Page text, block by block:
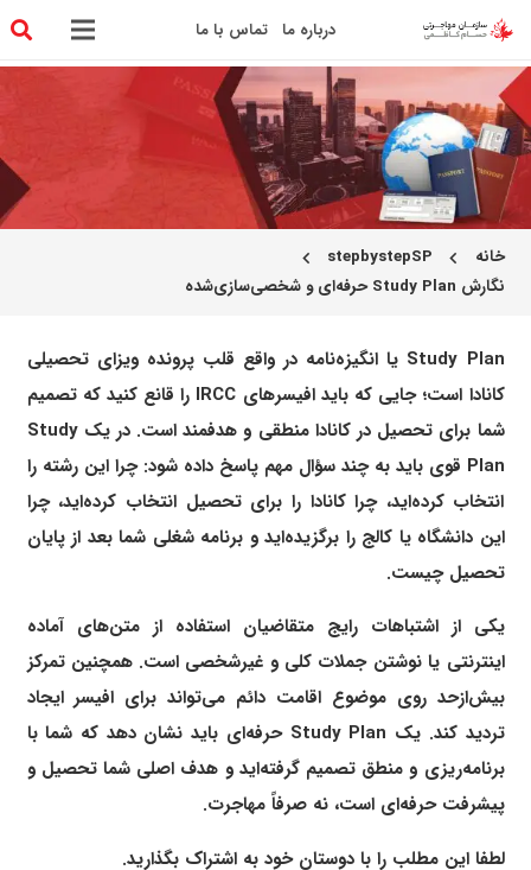
درباره ما تماس با ما
خانه chevron_left
stepbystepSP
chevron_left
نگارش Study Plan حرفه‌ای و شخصی‌سازی‌شده
Study Plan یا انگیزه‌نامه در واقع قلب پرونده ویزای تحصیلی
کانادا است؛ جایی که باید افیسرهای IRCC را قانع کنید که تصمیم
شما برای تحصیل در کانادا منطقی و هدفمند است. در یک Study
Plan قوی باید به چند سؤال مهم پاسخ داده شود: چرا این رشته را
انتخاب کرده‌اید، چرا کانادا را برای تحصیل انتخاب کرده‌اید، چرا
این دانشگاه یا کالج را برگزیده‌اید و برنامه شغلی شما بعد از پایان
تحصیل چیست.
یکی از اشتباهات رایج متقاضیان استفاده از متن‌های آماده
اینترنتی یا نوشتن جملات کلی و غیرشخصی است. همچنین تمرکز
بیش‌ازحد روی موضوع اقامت دائم می‌تواند برای افیسر ایجاد
تردید کند. یک Study Plan حرفه‌ای باید نشان دهد که شما با
برنامه‌ریزی و منطق تصمیم گرفته‌اید و هدف اصلی شما تحصیل و
پیشرفت حرفه‌ای است، نه صرفاً مهاجرت.
لطفا این مطلب را با دوستان خود به اشتراک بگذارید.